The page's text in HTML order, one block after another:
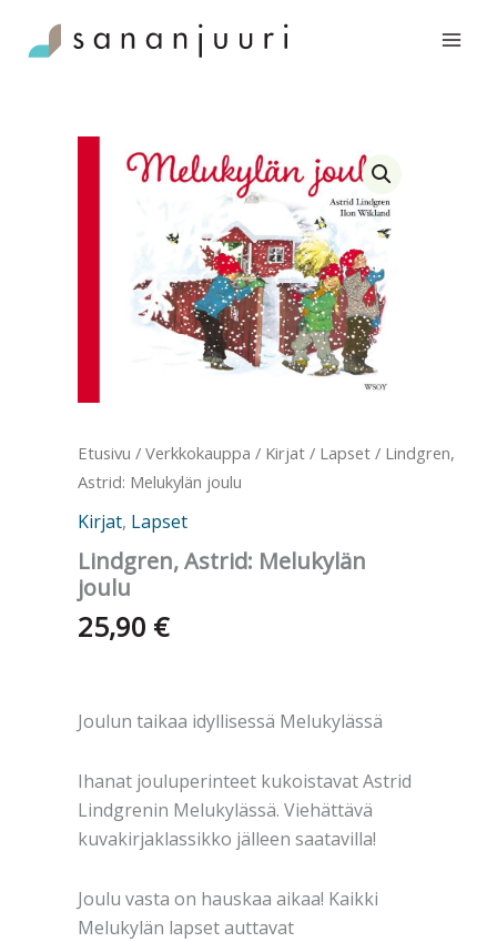
sisältöön
Etusivu / Verkkokauppa / Kirjat / Lapset / Lindgren,
Astrid: Melukylän joulu
Kirjat, Lapset
Lindgren, Astrid: Melukylän
joulu
25,90 €
Joulun taikaa idyllisessä Melukylässä
Ihanat jouluperinteet kukoistavat Astrid
Lindgrenin Melukylässä. Viehättävä
kuvakirjaklassikko jälleen saatavilla!
Joulu vasta on hauskaa aikaa! Kaikki
Melukylän lapset auttavat
joulu
määrä